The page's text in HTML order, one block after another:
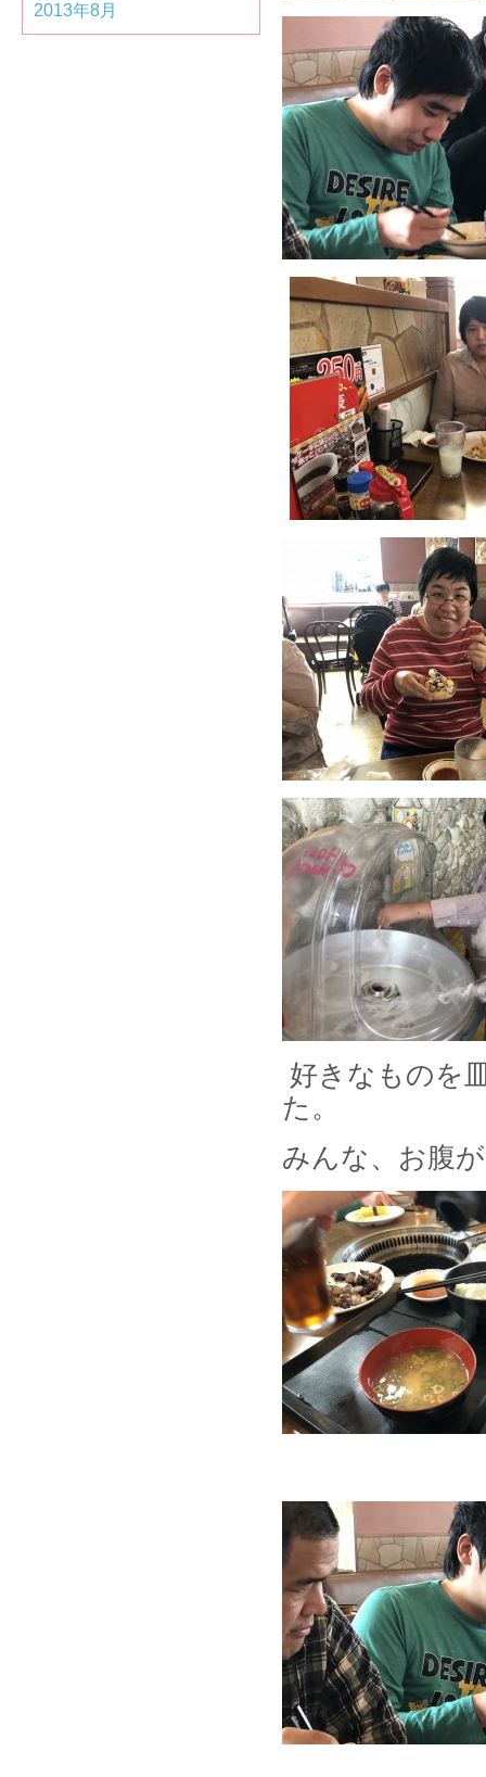
好きなものを
た。
みんな、お腹
2013年8月